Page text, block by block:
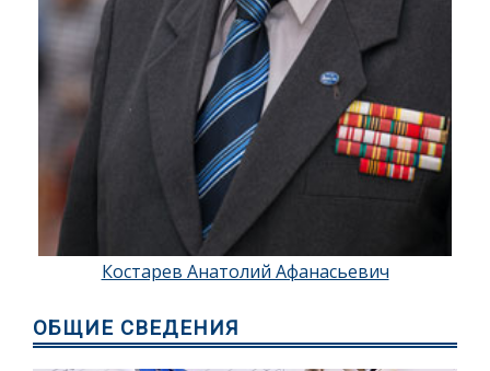
Костарев Анатолий Афанасьевич
ОБЩИЕ СВЕДЕНИЯ